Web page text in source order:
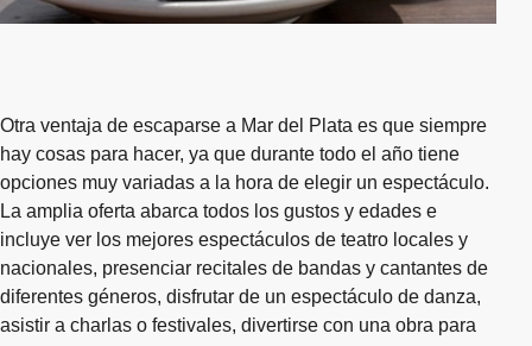
Otra ventaja de escaparse a Mar del Plata es que siempre
hay cosas para hacer, ya que durante todo el año tiene
opciones muy variadas a la hora de elegir un espectáculo.
La amplia oferta abarca todos los gustos y edades e
incluye ver los mejores espectáculos de teatro locales y
nacionales, presenciar recitales de bandas y cantantes de
diferentes géneros, disfrutar de un espectáculo de danza,
asistir a charlas o festivales, divertirse con una obra para